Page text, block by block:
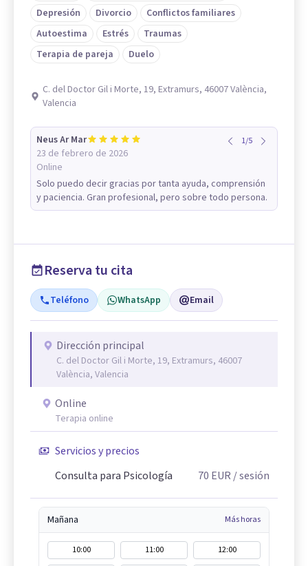
Depresión
Divorcio
Conflictos familiares
Autoestima
Estrés
Traumas
Terapia de pareja
Duelo
C. del Doctor Gil i Morte, 19, Extramurs, 46007 València,
Valencia
Neus Ar Mar
23 de febrero de 2026
Online
1/5
Solo puedo decir gracias por tanta ayuda, comprensión
y paciencia. Gran profesional, pero sobre todo persona.
Reserva tu cita
Teléfono WhatsApp Email
Dirección principal
C. del Doctor Gil i Morte, 19, Extramurs, 46007
València, Valencia
Online
Terapia online
Servicios y precios
Consulta para Psicología
70 EUR / sesión
Mañana Más horas
10:00 11:00
12:00